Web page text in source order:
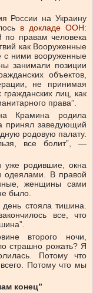
России на Украину
в докладе ООН:
по правам человека
как Вооруженные
с ними вооруженные
занимали позиции
объектов,
не принимая
лиц, как
права”.
Крамина родила
принял заведующий
родовую палату.
все болит”, —
уже родившие, окна
одеялами. В правой
женщины сами
было.
стояла тишина.
все, что
второго ночи,
страшно рожать? Я
Потому что
Потому что мы
конец”